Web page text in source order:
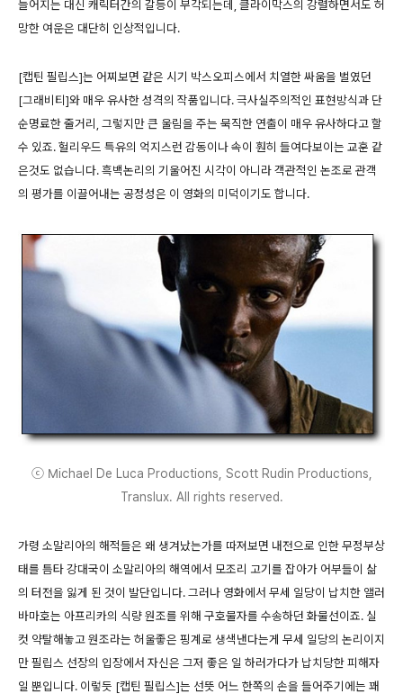
늘어지는 대신 캐릭터간의 갈등이 부각되는데, 클라이막스의 강렬하면서도 허
망한 여운은 대단히 인상적입니다.
[캡틴 필립스]는 어찌보면 같은 시기 박스오피스에서 치열한 싸움을 벌였던
[그래비티]와 매우 유사한 성격의 작품입니다. 극사실주의적인 표현방식과 단
순명료한 줄거리, 그렇지만 큰 울림을 주는 묵직한 연출이 매우 유사하다고 할
수 있죠. 헐리우드 특유의 억지스런 감동이나 속이 훤히 들여다보이는 교훈 같
은것도 없습니다. 흑백논리의 기울어진 시각이 아니라 객관적인 논조로 관객
의 평가를 이끌어내는 공정성은 이 영화의 미덕이기도 합니다.
ⓒ Michael De Luca Productions, Scott Rudin Productions,
Translux. All rights reserved.
가령 소말리아의 해적들은 왜 생겨났는가를 따져보면 내전으로 인한 무정부상
태를 틈타 강대국이 소말리아의 해역에서 모조리 고기를 잡아가 어부들이 삶
의 터전을 잃게 된 것이 발단입니다. 그러나 영화에서 무세 일당이 납치한 앨러
바마호는 아프리카의 식량 원조를 위해 구호물자를 수송하던 화물선이죠. 실
컷 약탈해놓고 원조라는 허울좋은 핑계로 생색낸다는게 무세 일당의 논리이지
만 필립스 선장의 입장에서 자신은 그저 좋은 일 하러가다가 납치당한 피해자
일 뿐입니다. 이렇듯 [캡틴 필립스]는 선뜻 어느 한쪽의 손을 들어주기에는 꽤